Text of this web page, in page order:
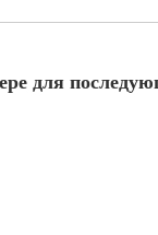
для